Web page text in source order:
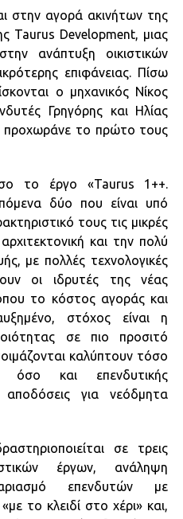
στην αγορά ακινήτων της
Taurus Development, μιας
ανάπτυξη οικιστικών
επιφάνειας. Πίσω
ο μηχανικός Νίκος
Γρηγόρης και Ηλίας
προχωράνε το πρώτο τους
το έργο «Taurus 1++.
δύο που είναι υπό
τους τις μικρές
και την πολύ
με πολλές τεχνολογικές
οι ιδρυτές της νέας
το κόστος αγοράς και
στόχος είναι η
σε πιο προσιτό
καλύπτουν τόσο
όσο και επενδυτικής
για νεόδμητα
σε τρεις
έργων, ανάληψη
επενδυτών με
το κλειδί στο χέρι» και,